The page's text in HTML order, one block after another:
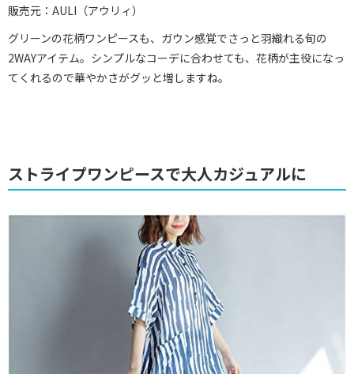
販売元：AULI（アウリィ）
グリーンの花柄ワンピースも、ガウン感覚でさっと羽織れる旬の
2WAYアイテム。シンプルなコーデに合わせても、花柄が主役になっ
てくれるので華やかさがグッと増しますね。
ストライプワンピースで大人カジュアルに